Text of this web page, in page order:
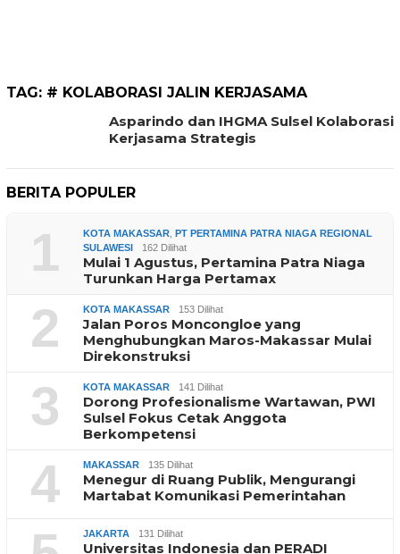
TAG: # KOLABORASI JALIN KERJASAMA
Asparindo dan IHGMA Sulsel Kolaborasi
Kerjasama Strategis
BERITA POPULER
1 KOTA MAKASSAR PT PERTAMINA PATRA NIAGA REGIONAL
SULAWESI
162 Dilihat
Mulai 1 Agustus, Pertamina Patra Niaga
Turunkan Harga Pertamax
2 KOTA MAKASSAR 153 Dilihat
Jalan Poros Moncongloe yang
Menghubungkan Maros-Makassar Mulai
Direkonstruksi
3 KOTA MAKASSAR 141 Dilihat
Dorong Profesionalisme Wartawan, PWI
Sulsel Fokus Cetak Anggota
Berkompetensi
4 MAKASSAR 135 Dilihat
Menegur di Ruang Publik, Mengurangi
Martabat Komunikasi Pemerintahan
JAKARTA 131 Dilihat
Universitas Indonesia dan PERADI